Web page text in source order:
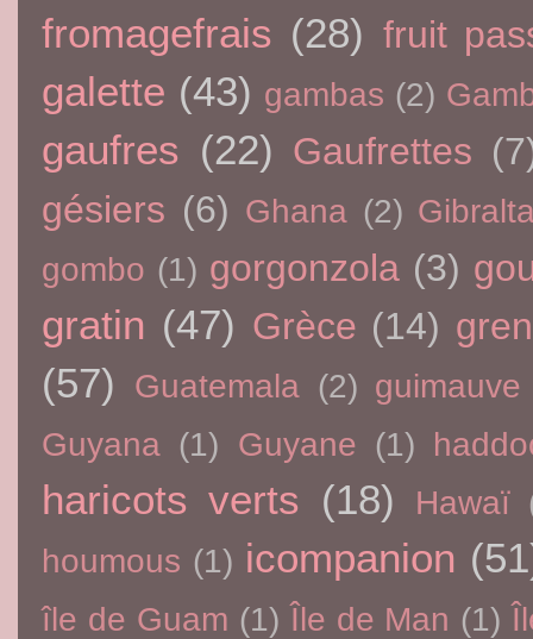
fromagefrais (28) fruit
galette (43) gambas (2)
gaufres (22) Gaufrettes
gésiers (6) Ghana (2)
gombo (1) gorgonzola (3)
gratin (47) Grèce (14)
(57) Guatemala (2) guimauve
Guyana (1) Guyane (1)
haricots verts (18) Hawaï
houmous (1) icompanion
île de Guam (1) Île de Man (1)